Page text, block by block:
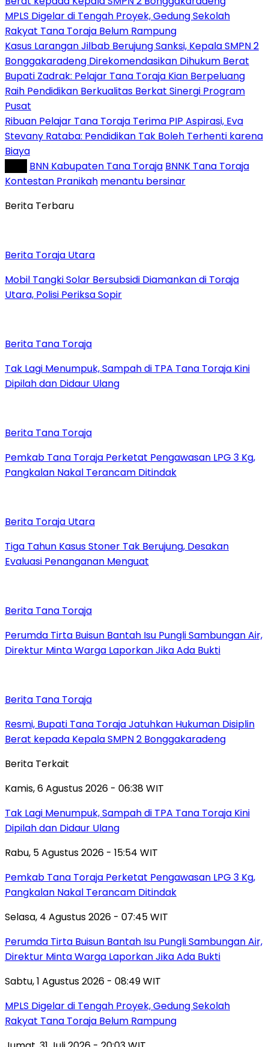
MPLS Digelar di Tengah Proyek, Gedung Sekolah
Rakyat Tana Toraja Belum Rampung
Kasus Larangan Jilbab Berujung Sanksi, Kepala SMPN 2
Bonggakaradeng Direkomendasikan Dihukum Berat
Bupati Zadrak: Pelajar Tana Toraja Kian Berpeluang
Raih Pendidikan Berkualitas Berkat Sinergi Program
Pusat
Ribuan Pelajar Tana Toraja Terima PIP Aspirasi, Eva
Stevany Rataba: Pendidikan Tak Boleh Terhenti karena
Biaya
BNN Kabupaten Tana Toraja BNNK Tana Toraja
Kontestan Pranikah menantu bersinar
Berita Terbaru
Berita Toraja Utara
Mobil Tangki Solar Bersubsidi Diamankan di Toraja
Utara, Polisi Periksa Sopir
Berita Tana Toraja
Tak Lagi Menumpuk, Sampah di TPA Tana Toraja Kini
Dipilah dan Didaur Ulang
Berita Tana Toraja
Pemkab Tana Toraja Perketat Pengawasan LPG 3 Kg,
Pangkalan Nakal Terancam Ditindak
Berita Toraja Utara
Tiga Tahun Kasus Stoner Tak Berujung, Desakan
Evaluasi Penanganan Menguat
Berita Tana Toraja
Perumda Tirta Buisun Bantah Isu Pungli Sambungan Air,
Direktur Minta Warga Laporkan Jika Ada Bukti
Berita Tana Toraja
Resmi, Bupati Tana Toraja Jatuhkan Hukuman Disiplin
Berat kepada Kepala SMPN 2 Bonggakaradeng
Berita Terkait
Kamis, 6 Agustus 2026 - 06:38 WIT
Tak Lagi Menumpuk, Sampah di TPA Tana Toraja Kini
Dipilah dan Didaur Ulang
Rabu, 5 Agustus 2026 - 15:54 WIT
Pemkab Tana Toraja Perketat Pengawasan LPG 3 Kg,
Pangkalan Nakal Terancam Ditindak
Selasa, 4 Agustus 2026 - 07:45 WIT
Perumda Tirta Buisun Bantah Isu Pungli Sambungan Air,
Direktur Minta Warga Laporkan Jika Ada Bukti
Sabtu, 1 Agustus 2026 - 08:49 WIT
MPLS Digelar di Tengah Proyek, Gedung Sekolah
Rakyat Tana Toraja Belum Rampung